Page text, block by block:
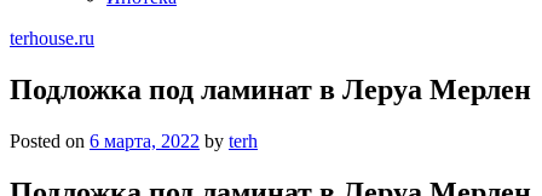
terhouse.ru
Подложка под ламинат в Леруа Мерлен
Posted on 6 марта, 2022 by terh